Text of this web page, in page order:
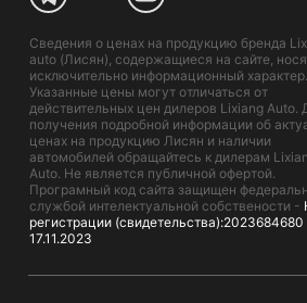
Сведения о ценах на продукцию бренда
auto (Лисян), содержащиеся на сайте,
исключительно информационный характер.
Указанные цены могут отличаться от
действительных цен дилеров Lixiang Auto.
получения подробной информации об
ценах на продукцию Лисян и наличии
автомобилей обращайтесь к дилерам
Auto. Не является публичной офертой.
Програмный код сайта защищен
службой интелектуальной собствености -
регистрации (свидетельства):2023684680
17.11.2023